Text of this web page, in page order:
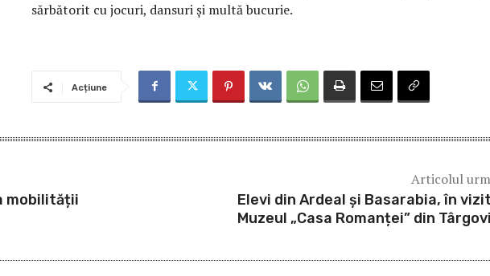
sărbătorit cu jocuri, dansuri și multă bucurie.
Acțiune
mobilității
Articolul
Elevi din Ardeal și Basarabia, în
Muzeul „Casa Romanței” din